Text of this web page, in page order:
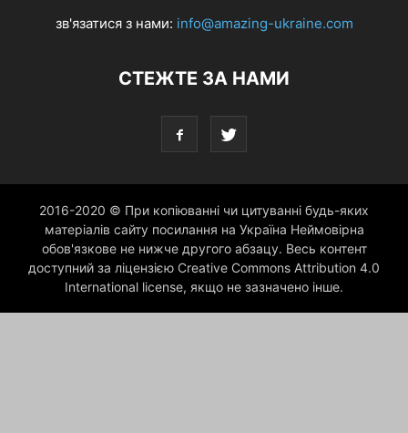
зв'язатися з нами: info@amazing-ukraine.com
СТЕЖТЕ ЗА НАМИ
2016-2020 © При копіюванні чи цитуванні будь-яких
матеріалів сайту посилання на Україна Неймовірна
обов'язкове не нижче другого абзацу. Весь контент
доступний за ліцензією Creative Commons Attribution 4.0
International license, якщо не зазначено інше.